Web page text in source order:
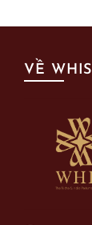
VỀ WHIS